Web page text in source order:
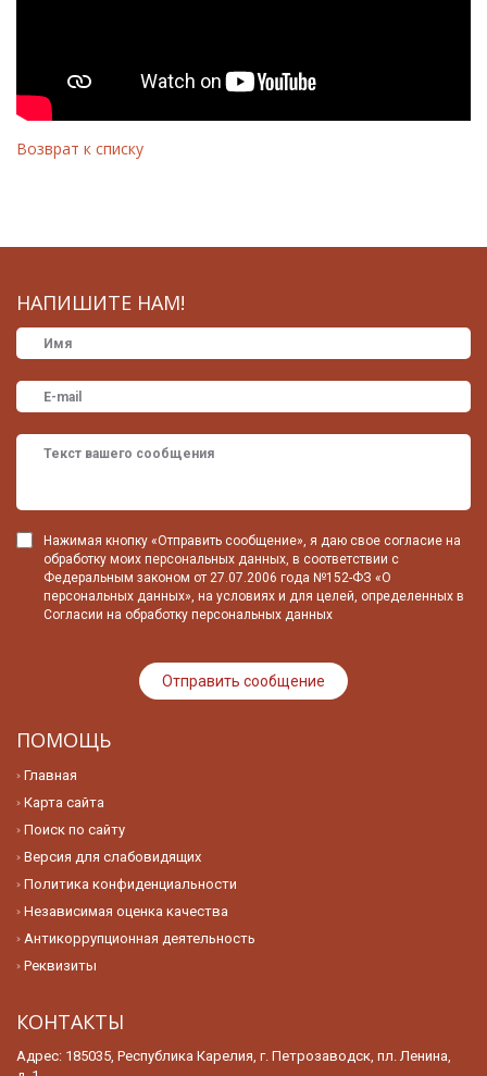
Возврат к списку
НАПИШИТЕ НАМ!
Нажимая кнопку «Отправить сообщение», я даю свое согласие на
обработку моих персональных данных, в соответствии с
Федеральным законом от 27.07.2006 года №152-ФЗ «О
персональных данных», на условиях и для целей, определенных в
Согласии на обработку персональных данных
ПОМОЩЬ
Главная
Карта сайта
Поиск по сайту
Версия для слабовидящих
Политика конфиденциальности
Независимая оценка качества
Антикоррупционная деятельность
Реквизиты
КОНТАКТЫ
Адрес: 185035, Республика Карелия, г. Петрозаводск, пл. Ленина,